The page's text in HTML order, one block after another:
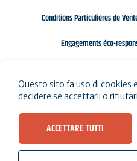
Conditions Particulières de
Engagements éco-
Questo sito fa uso di cookies
decidere se accettarli o
ACCETTARE TUTTI